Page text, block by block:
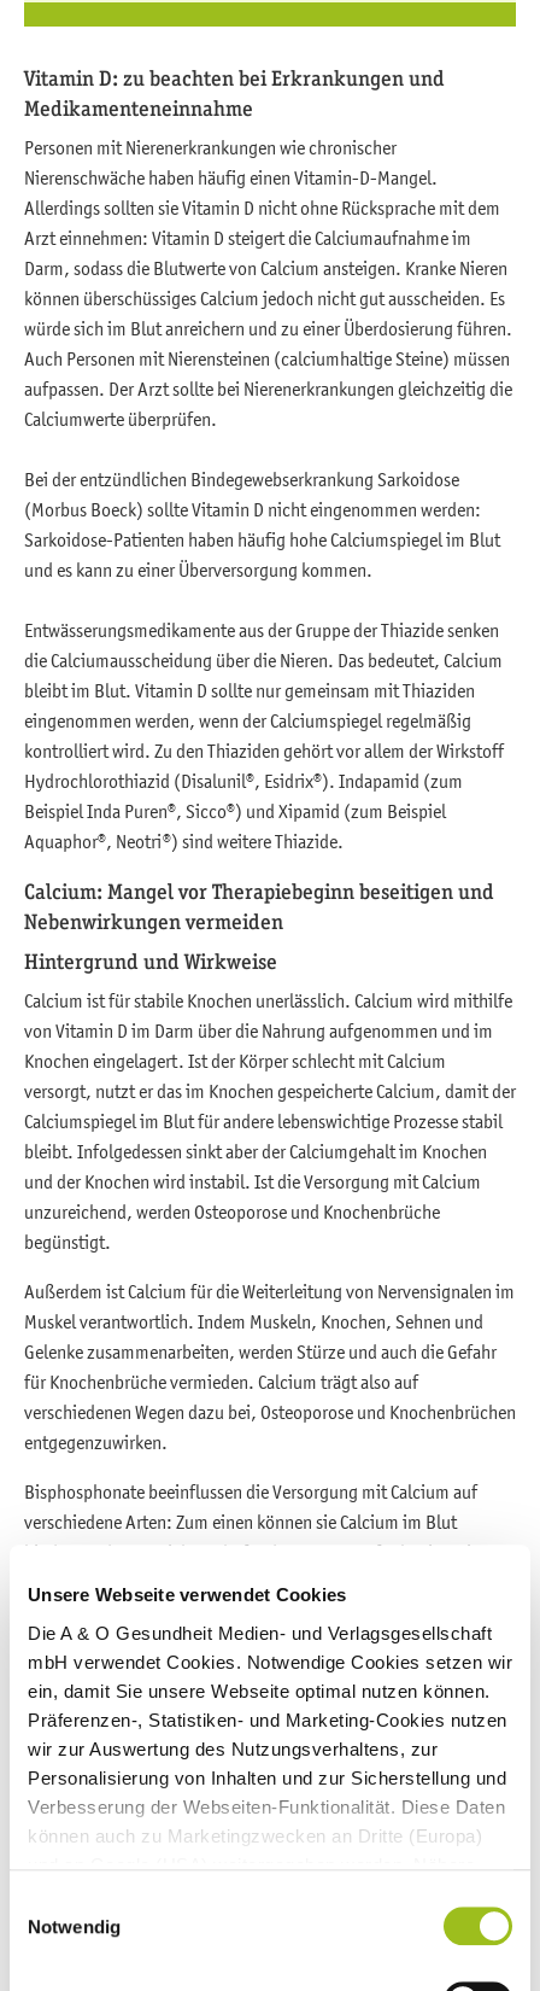
Unsere Webseite verwendet Cookies
Die A & O Gesundheit Medien- und Verlagsgesellschaft
mbH verwendet Cookies. Notwendige Cookies setzen wir
ein, damit Sie unsere Webseite optimal nutzen können.
Präferenzen-, Statistiken- und Marketing-Cookies nutzen
wir zur Auswertung des Nutzungsverhaltens, zur
Personalisierung von Inhalten und zur Sicherstellung und
Verbesserung der Webseiten-Funktionalität. Diese Daten
können auch zu Marketingzwecken an Dritte (Europa)
unserenDatenschutzhinweisen Impressum
Notwendig
Vitamin D: zu beachten bei Erkrankungen und
Medikamenteneinnahme
Personen mit Nierenerkrankungen wie chronischer
Nierenschwäche haben häufig einen Vitamin-D-Mangel.
Allerdings sollten sie Vitamin D nicht ohne Rücksprache mit dem
Arzt einnehmen: Vitamin D steigert die Calciumaufnahme im
Darm, sodass die Blutwerte von Calcium ansteigen. Kranke Nieren
können überschüssiges Calcium jedoch nicht gut ausscheiden. Es
würde sich im Blut anreichern und zu einer Überdosierung führen.
Auch Personen mit Nierensteinen (calciumhaltige Steine) müssen
aufpassen. Der Arzt sollte bei Nierenerkrankungen gleichzeitig die
Calciumwerte überprüfen.
Bei der entzündlichen Bindegewebserkrankung Sarkoidose
(Morbus Boeck) sollte Vitamin D nicht eingenommen werden:
Sarkoidose-Patienten haben häufig hohe Calciumspiegel im Blut
und es kann zu einer Überversorgung kommen.
Entwässerungsmedikamente aus der Gruppe der Thiazide senken
die Calciumausscheidung über die Nieren. Das bedeutet, Calcium
bleibt im Blut. Vitamin D sollte nur gemeinsam mit Thiaziden
eingenommen werden, wenn der Calciumspiegel regelmäßig
kontrolliert wird. Zu den Thiaziden gehört vor allem der Wirkstoff
Hydrochlorothiazid (Disalunil®, Esidrix®). Indapamid (zum
Beispiel Inda Puren®, Sicco®) und Xipamid (zum Beispiel
Aquaphor®, Neotri®) sind weitere Thiazide.
Calcium: Mangel vor Therapiebeginn beseitigen und
Nebenwirkungen vermeiden
Hintergrund und Wirkweise
Calcium ist für stabile Knochen unerlässlich. Calcium wird mithilfe
von Vitamin D im Darm über die Nahrung aufgenommen und im
Knochen eingelagert. Ist der Körper schlecht mit Calcium
versorgt, nutzt er das im Knochen gespeicherte Calcium, damit der
Calciumspiegel im Blut für andere lebenswichtige Prozesse stabil
bleibt. Infolgedessen sinkt aber der Calciumgehalt im Knochen
und der Knochen wird instabil. Ist die Versorgung mit Calcium
unzureichend, werden Osteoporose und Knochenbrüche
begünstigt.
Außerdem ist Calcium für die Weiterleitung von Nervensignalen im
Muskel verantwortlich. Indem Muskeln, Knochen, Sehnen und
Gelenke zusammenarbeiten, werden Stürze und auch die Gefahr
für Knochenbrüche vermieden. Calcium trägt also auf
verschiedenen Wegen dazu bei, Osteoporose und Knochenbrüchen
entgegenzuwirken.
Bisphosphonate beeinflussen die Versorgung mit Calcium auf
verschiedene Arten: Zum einen können sie Calcium im Blut
binden, sodass es nicht mehr für den Körper verfügbar ist. Dies
von Calcium aus dem Knochen, sodass auch dadurch der
Calciumspiegel sinkt. Eine Beobachtungsstudie zeigt, dass etwa
einer von fünf Patienten mit Prostatakrebs unter Bisphosphonat-
Therapie einen schweren Calciummangel hatte.
Expertenwissen
Hypocalcämien sind bei einer intravenösen